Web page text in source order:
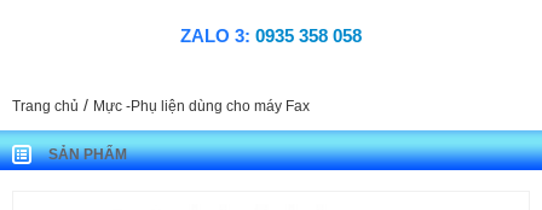
ZALO 3: 0935 358 058
Trang chủ / Mực -Phụ liện dùng cho máy Fax
SẢN PHẨM